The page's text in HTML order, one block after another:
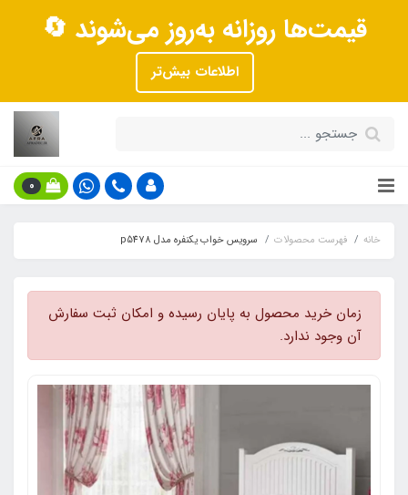
قیمت‌ها روزانه به‌روز می‌شوند 🔄
اطلاعات بیش‌تر
0
خانه فهرست محصولات سرویس خواب یکنفره مدل p5478
زمان خرید محصول به پایان رسیده و امکان ثبت سفارش
آن وجود ندارد.